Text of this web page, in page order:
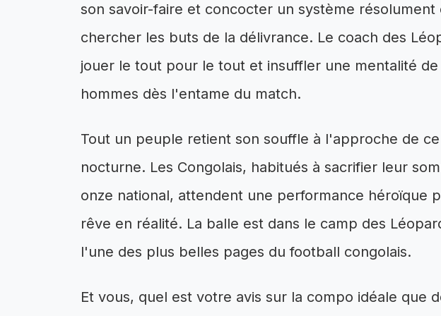
son savoir-faire et concocter un système
chercher les buts de la délivrance. Le coach des
jouer le tout pour le tout et insuffler une mentalité de
hommes dès l'entame du match.
Tout un peuple retient son souffle à l'approche de
nocturne. Les Congolais, habitués à sacrifier leur
onze national, attendent une performance héroïque
rêve en réalité. La balle est dans le camp des
l'une des plus belles pages du football congolais.
Et vous, quel est votre avis sur la compo idéale que